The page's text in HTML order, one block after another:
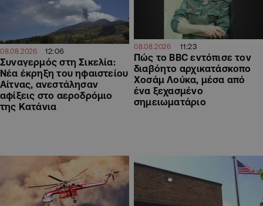
08.08.2026 12:06
Συναγερμός στη Σικελία:
Νέα έκρηξη του ηφαιστείου
Αίτνας, ανεστάλησαν
αφίξεις στο αεροδρόμιο
της Κατάνια
08.08.2026 11:23
Πώς το BBC εντόπισε τον
διαβόητο αρχικατάσκοπο
Χοσάμ Λούκα, μέσα από
ένα ξεχασμένο
σημειωματάριο